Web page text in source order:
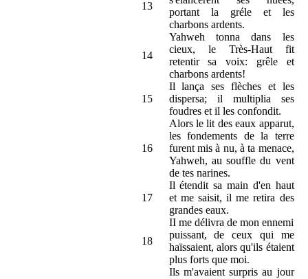
13
portant la gréle et les
charbons ardents.
14
Yahweh tonna dans les
cieux, le Très-Haut fit
retentir sa voix: grêle et
charbons ardents!
15
Il lança ses flèches et les
dispersa; il multiplia ses
foudres et il les confondit.
16
Alors le lit des eaux apparut,
les fondements de la terre
furent mis à nu, à ta menace,
Yahweh, au souffle du vent
de tes narines.
17
Il étendit sa main d'en haut
et me saisit, il me retira des
grandes eaux.
18
II me délivra de mon ennemi
puissant, de ceux qui me
haïssaient, alors qu'ils étaient
plus forts que moi.
Ils m'avaient surpris au jour